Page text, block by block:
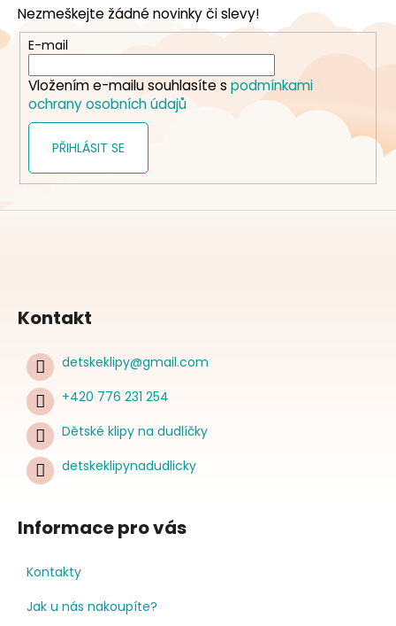
a
t
Nezmeškejte žádné novinky či slevy!
E-mail
Vložením e-mailu souhlasíte s podmínkami
ochrany osobních údajů
PŘIHLÁSIT SE
Kontakt
detskeklipy@gmail.com
+420 776 231 254
Dětské klipy na dudlíčky
detskeklipynadudlicky
Informace pro vás
Kontakty
Jak u nás nakoupíte?